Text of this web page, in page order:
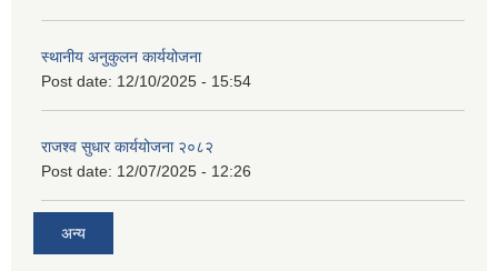
स्थानीय अनुकुलन कार्ययोजना
Post date: 12/10/2025 - 15:54
राजश्व सुधार कार्ययोजना २०८२
Post date: 12/07/2025 - 12:26
अन्य